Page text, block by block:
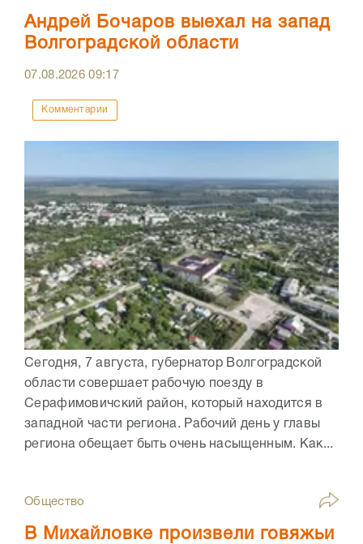
Андрей Бочаров выехал на запад
Волгоградской области
07.08.202609:17
Комментарии
Сегодня, 7 августа, губернатор Волгоградской
области совершает рабочую поезду в
Серафимовичский район, который находится в
западной части региона. Рабочий день у главы
региона обещает быть очень насыщенным. Как...
Общество
В Михайловке произвели говяжьи